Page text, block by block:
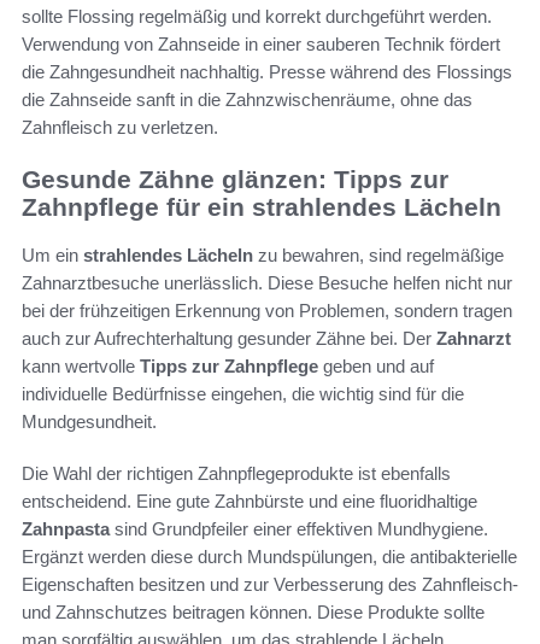
sollte Flossing regelmäßig und korrekt durchgeführt werden.
Verwendung von Zahnseide in einer sauberen Technik fördert
die Zahngesundheit nachhaltig. Presse während des Flossings
die Zahnseide sanft in die Zahnzwischenräume, ohne das
Zahnfleisch zu verletzen.
Gesunde Zähne glänzen: Tipps zur
Zahnpflege für ein strahlendes Lächeln
Um ein strahlendes Lächeln zu bewahren, sind regelmäßige
Zahnarztbesuche unerlässlich. Diese Besuche helfen nicht nur
bei der frühzeitigen Erkennung von Problemen, sondern tragen
auch zur Aufrechterhaltung gesunder Zähne bei. Der Zahnarzt
kann wertvolle Tipps zur Zahnpflege geben und auf
individuelle Bedürfnisse eingehen, die wichtig sind für die
Mundgesundheit.
Die Wahl der richtigen Zahnpflegeprodukte ist ebenfalls
entscheidend. Eine gute Zahnbürste und eine fluoridhaltige
Zahnpastasind Grundpfeiler einer effektiven Mundhygiene.
Ergänzt werden diese durch Mundspülungen, die antibakterielle
Eigenschaften besitzen und zur Verbesserung des Zahnfleisch-
und Zahnschutzes beitragen können. Diese Produkte sollte